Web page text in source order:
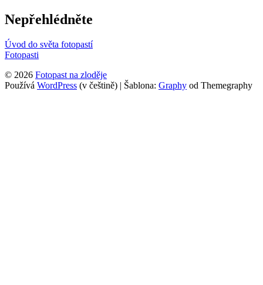
Nepřehlédněte
Úvod do světa fotopastí
Fotopasti
© 2026 Fotopast na zloděje
Používá WordPress (v češtině) | Šablona: Graphy od Themegraphy